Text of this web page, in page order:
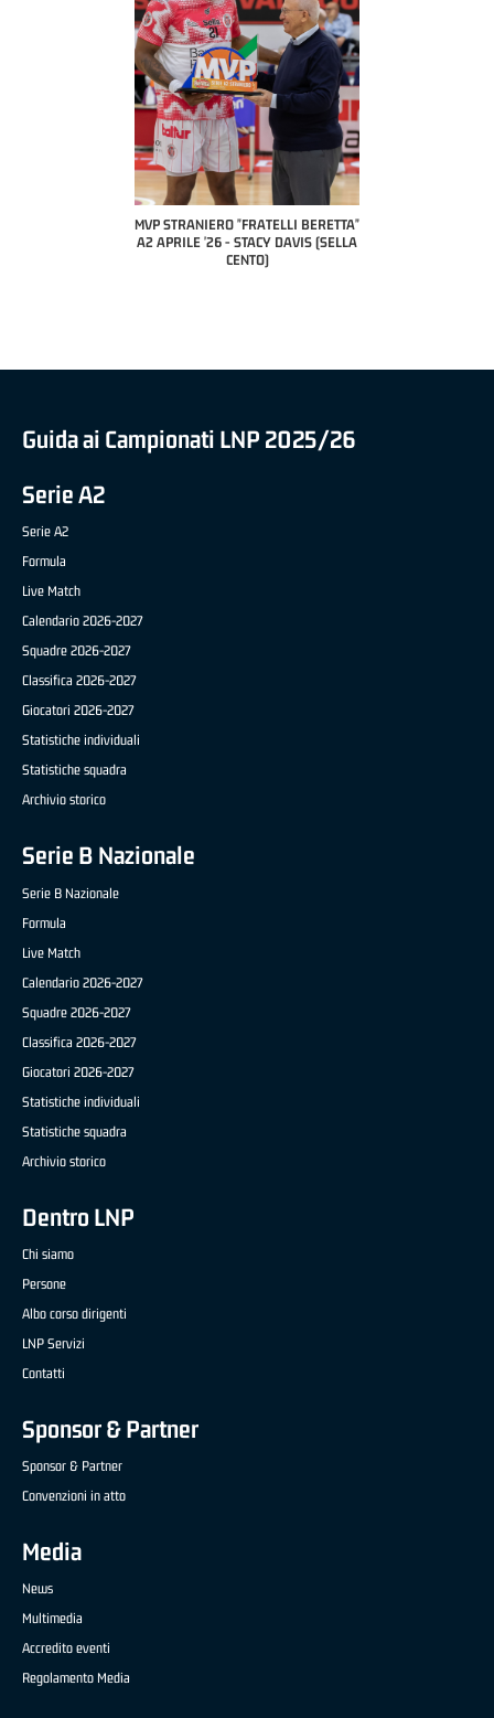
"FRATELLI BERETTA"
'26 - STACY DAVIS (SELLA
MVP "FRATELLI BERETTA" SAMUEL
DILAS B NAZIONALE APRILE '26 -
MARCO RESTELLI (TAV TREVIGLIO
Guida ai Campionati LNP 2025/26
Serie A2
Serie A2
Formula
Live Match
Calendario 2026-2027
Squadre 2026-2027
Classifica 2026-2027
Giocatori 2026-2027
Statistiche individuali
Statistiche squadra
Archivio storico
Serie B Nazionale
Serie B Nazionale
Formula
Live Match
Calendario 2026-2027
Squadre 2026-2027
Classifica 2026-2027
Giocatori 2026-2027
Statistiche individuali
Statistiche squadra
Archivio storico
Dentro LNP
Chi siamo
Persone
Albo corso dirigenti
LNP Servizi
Contatti
Sponsor & Partner
Sponsor & Partner
Convenzioni in atto
Media
News
Multimedia
Accredito eventi
Regolamento Media